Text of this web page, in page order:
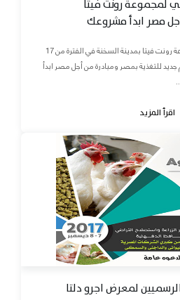
لمجموعة رونت فيتا
مصر ابدأ مشروعك
المؤتمر العلمي الثاني لمجموعة رونت فيتا بمدينة السخنة في الفترة من 17
مفهوم جديد للتغذية بمصر ومبادرة من أجل مصر ابدأ
اقرأ المزيد
لمعرض اجرو دلتا